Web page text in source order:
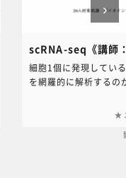
scRNA-seq《講師
細胞1個に発現してい
を網羅的に解析するの
scRNA-seqですが、
胞の遺伝子発現を解
›